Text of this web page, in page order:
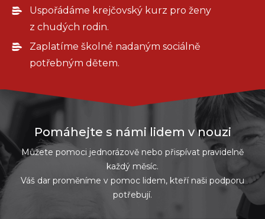
Uspořádáme krejčovský kurz pro ženy
z chudých rodin.
Zaplatíme školné nadaným sociálně
potřebným dětem.
Pomáhejte s námi lidem v nouzi
Můžete pomoci jednorázově nebo přispívat pravidelně
každý měsíc.
Váš dar proměníme v pomoc lidem, kteří naši podporu
potřebují.